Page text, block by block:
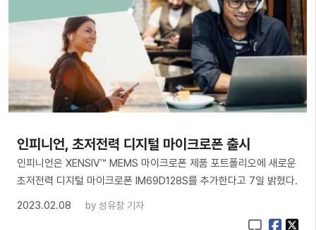
인피니언, 초저전력 디지털 마이크로폰 출시
인피니언은 XENSIV™ MEMS 마이크로폰 제품 포트폴리오에 새로운
초저전력 디지털 마이크로폰 IM69D128S를 추가한다고 7일 밝혔다.
2023.02.08
by 성유창 기자